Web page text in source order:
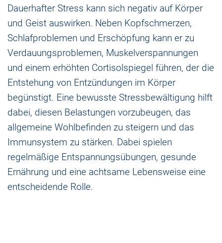
Dauerhafter Stress kann sich negativ auf Körper
und Geist auswirken. Neben Kopfschmerzen,
Schlafproblemen und Erschöpfung kann er zu
Verdauungsproblemen, Muskelverspannungen
und einem erhöhten Cortisolspiegel führen, der die
Entstehung von Entzündungen im Körper
begünstigt. Eine bewusste Stressbewältigung hilft
dabei, diesen Belastungen vorzubeugen, das
allgemeine Wohlbefinden zu steigern und das
Immunsystem zu stärken. Dabei spielen
regelmäßige Entspannungsübungen, gesunde
Ernährung und eine achtsame Lebensweise eine
entscheidende Rolle.